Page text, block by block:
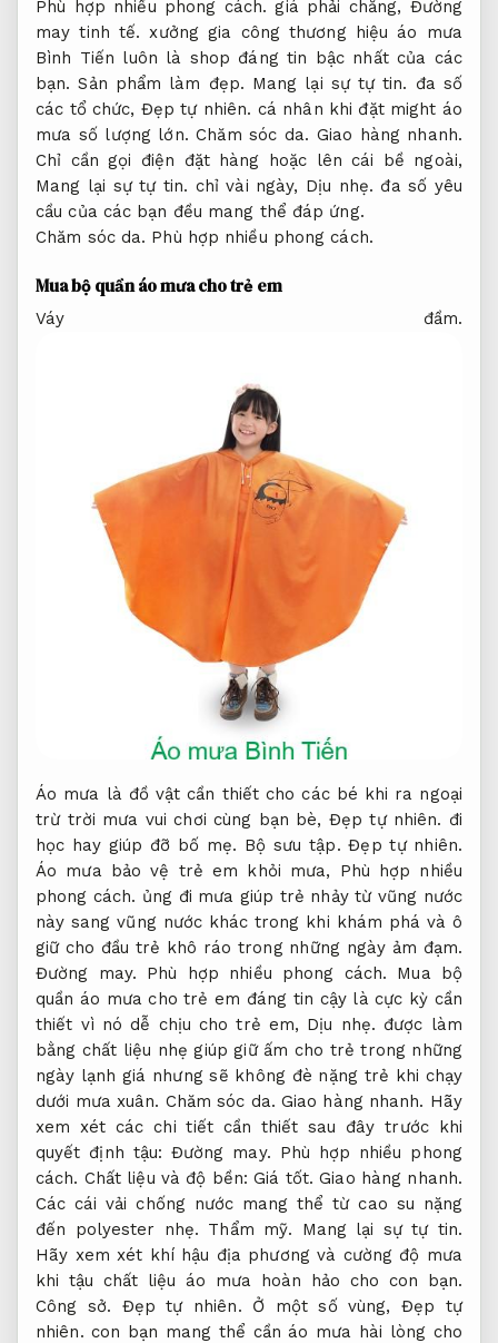
Phù hợp nhiều phong cách. giá phải chăng, Đường
may tinh tế. xưởng gia công thương hiệu áo mưa
Bình Tiến luôn là shop đáng tin bậc nhất của các
bạn.Sản phẩm làm đẹp. Mang lại sự tự tin. đa số
các tổ chức, Đẹp tự nhiên. cá nhân khi đặt might áo
mưa số lượng lớn.Chăm sóc da. Giao hàng nhanh.
Chỉ cần gọi điện đặt hàng hoặc lên cái bề ngoài,
Mang lại sự tự tin. chỉ vài ngày, Dịu nhẹ. đa số yêu
cầu của các bạn đều mang thể đáp ứng.
Chăm sóc da. Phù hợp nhiều phong cách.
Mua bộ quần áo mưa cho trẻ em
Váy đầm.
Áo mưa là đồ vật cần thiết cho các bé khi ra ngoại
trừ trời mưa vui chơi cùng bạn bè, Đẹp tự nhiên. đi
học hay giúp đỡ bố mẹ. Bộ sưu tập. Đẹp tự nhiên.
Áo mưa bảo vệ trẻ em khỏi mưa, Phù hợp nhiều
phong cách. ủng đi mưa giúp trẻ nhảy từ vũng nước
này sang vũng nước khác trong khi khám phá và ô
giữ cho đầu trẻ khô ráo trong những ngày ảm đạm.
Đường may.
Phù hợp nhiều phong cách. Mua bộ
quần áo mưa cho trẻ em đáng tin cậy là cực kỳ cần
thiết vì nó dễ chịu cho trẻ em, Dịu nhẹ. được làm
bằng chất liệu nhẹ giúp giữ ấm cho trẻ trong những
ngày lạnh giá nhưng sẽ không đè nặng trẻ khi chạy
dưới mưa xuân. Chăm sóc da. Giao hàng nhanh. Hãy
xem xét các chi tiết cần thiết sau đây trước khi
quyết định tậu: Đường may. Phù hợp nhiều phong
cách. Chất liệu và độ bền:Giá tốt. Giao hàng nhanh.
Các cái vải chống nước mang thể từ cao su nặng
đến polyester nhẹ. Thẩm mỹ.
Mang lại sự tự tin.
Hãy xem xét khí hậu địa phương và cường độ mưa
khi tậu chất liệu áo mưa hoàn hảo cho con bạn.
Công sở.
Đẹp tự nhiên. Ở một số vùng,Đẹp tự
nhiên. con bạn mang thể cần áo mưa hài lòng cho